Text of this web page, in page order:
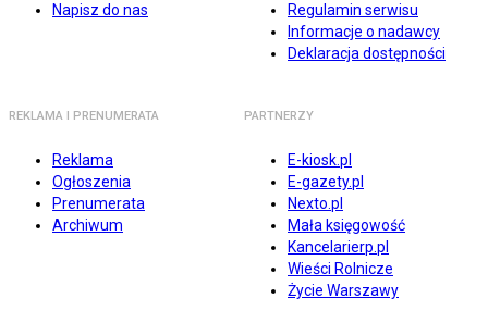
Napisz do nas
Regulamin serwisu
Informacje o nadawcy
Deklaracja dostępności
REKLAMA I PRENUMERATA
Reklama
Ogłoszenia
Prenumerata
Archiwum
PARTNERZY
E-kiosk.pl
E-gazety.pl
Nexto.pl
Mała księgowość
Kancelarierp.pl
Wieści Rolnicze
Życie Warszawy